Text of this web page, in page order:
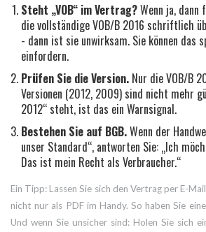
Steht „VOB“ im Vertrag?Wenn ja, dann
die vollständige VOB/B 2016 schriftlich
- dann ist sie unwirksam. Sie können das
einfordern.
Prüfen Sie die Version. Nur die VOB/B
Versionen (2012, 2009) sind nicht mehr
2012“ steht, ist das ein Warnsignal.
Bestehen Sie auf BGB.Wenn der
unser Standard“, antworten Sie: „Ich
Das ist mein Recht als Verbraucher.“
Ein Tipp: Lassen Sie sich den Vertrag per E-
nicht nur als PDF im Handy. So haben Sie
Und wenn Sie unsicher sind: Holen Sie sich